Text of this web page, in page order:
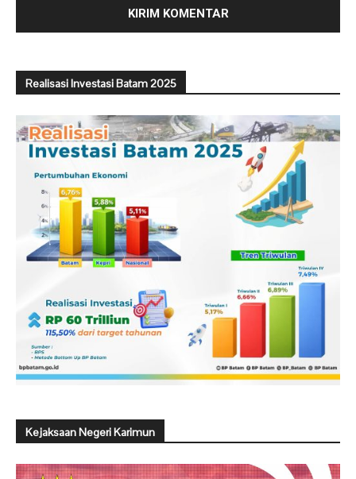
Realisasi Investasi Batam 2025
Kejaksaan Negeri Karimun